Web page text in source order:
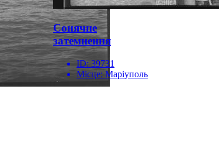
Сонячне
затемнення
ID: 39731
Місце: Маріуполь